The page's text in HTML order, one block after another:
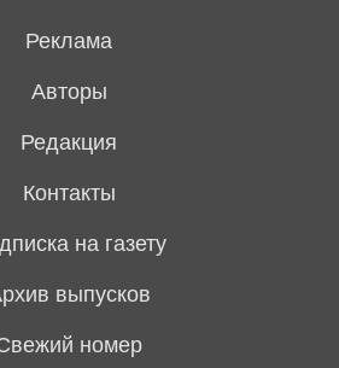
Реклама
Авторы
Редакция
Контакты
на газету
выпусков
номер